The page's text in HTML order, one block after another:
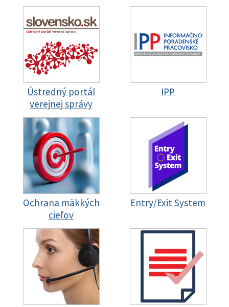
Ústredný portál
verejnej správy
IPP
Ochrana mäkkých
cieľov
Entry/Exit System